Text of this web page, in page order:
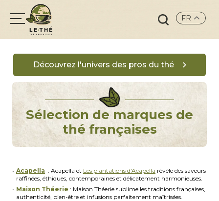
Search
FR
Découvrez l'univers des pros du thé
Sélection de marques de
thé françaises
Acapella : Acapella et Les plantations d'Acapella révèle des saveurs
raffinées, éthiques, contemporaines et délicatement harmonieuses.
Maison Théerie : Maison Théerie sublime les traditions françaises,
authenticité, bien-être et infusions parfaitement maîtrisées.